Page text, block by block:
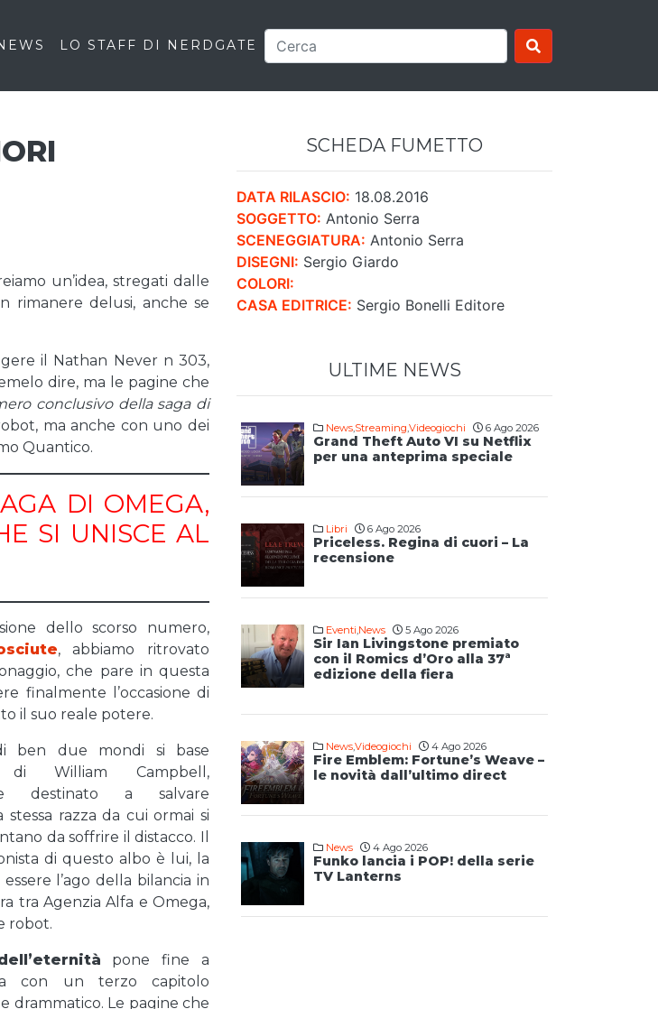
LO STAFF DI NERDGATE
un’idea, stregati dalle
rimanere delusi, anche se
il Nathan Never n 303,
dire, ma le pagine che
conclusivo della saga di
ma anche con uno dei
Quantico.
DI OMEGA,
SI UNISCE AL
dello scorso numero,
, abbiamo ritrovato
che pare in questa
finalmente l’occasione di
il suo reale potere.
ben due mondi si base
di William Campbell,
destinato a salvare
stessa razza da cui ormai si
da soffrire il distacco. Il
di questo albo è lui, la
l’ago della bilancia in
tra Agenzia Alfa e Omega,
robot.
pone fine a
con un terzo capitolo
drammatico. Le pagine che
SCHEDA FUMETTO
DATA RILASCIO: 18.08.2016
SOGGETTO: Antonio Serra
SCENEGGIATURA: Antonio Serra
DISEGNI: Sergio Giardo
COLORI:
CASA EDITRICE: Sergio Bonelli Editore
ULTIME NEWS
News,Streaming,Videogiochi 6 Ago 2026
Grand Theft Auto VI su Netflix
per una anteprima speciale
Libri 6 Ago 2026
Priceless. Regina di cuori – La
recensione
Eventi,News 5 Ago 2026
Sir Ian Livingstone premiato
con il Romics d’Oro alla 37ª
edizione della fiera
News,Videogiochi 4 Ago 2026
Fire Emblem: Fortune’s Weave –
le novità dall’ultimo direct
News 4 Ago 2026
Funko lancia i POP! della serie
TV Lanterns